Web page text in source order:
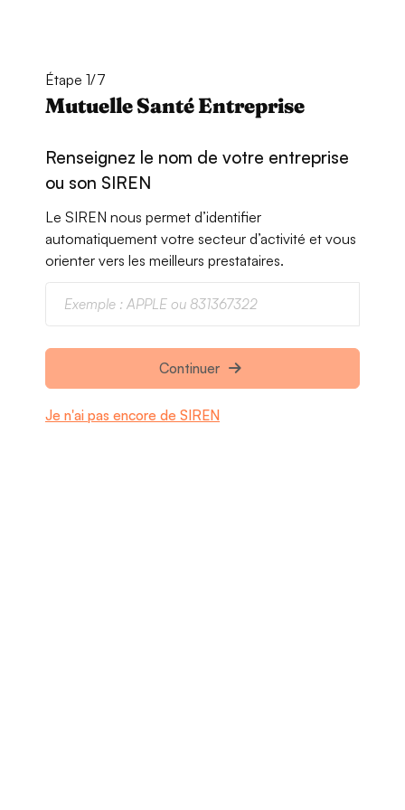
Étape 1/7
Mutuelle Santé Entreprise
Renseignez le nom de votre entreprise
ou son SIREN
Le SIREN nous permet d’identifier
automatiquement votre secteur d’activité et vous
orienter vers les meilleurs prestataires.
Continuer
Je n'ai pas encore de SIREN